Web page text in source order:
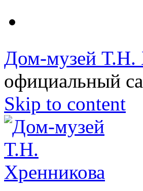
Дом-музей Т.Н.
официальный
Skip to content